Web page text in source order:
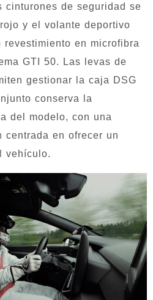
cinturones de seguridad se
y el volante deportivo
en microfibra
GTI 50. Las levas de
gestionar la caja DSG
conserva la
del modelo, con una
centrada en ofrecer un
vehículo.